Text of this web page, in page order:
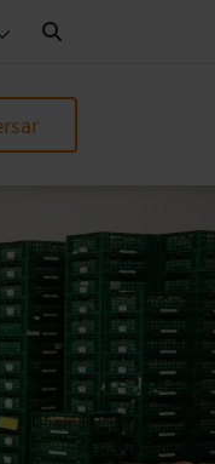
Search: